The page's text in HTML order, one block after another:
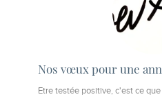
Nos vœux pour une
Etre testée positive, c'est ce